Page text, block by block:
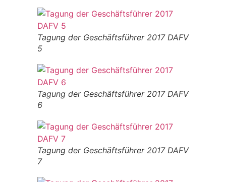
Tagung der Geschäftsführer 2017 DAFV
5
Tagung der Geschäftsführer 2017 DAFV
6
Tagung der Geschäftsführer 2017 DAFV
7